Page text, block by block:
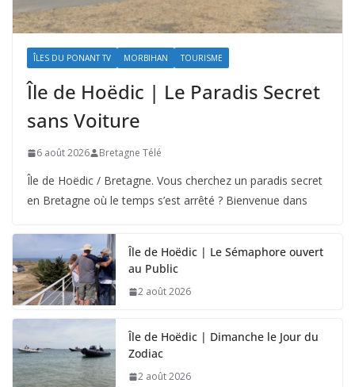
ÎLES DU PONANT TV MORBIHAN TOURISME
Île de Hoëdic | Le Paradis Secret
sans Voiture
6 août 2026 Bretagne Télé
Île de Hoëdic / Bretagne. Vous cherchez un paradis secret
en Bretagne où le temps s’est arrêté ? Bienvenue dans
Île de Hoëdic | Le Sémaphore ouvert
au Public
2 août 2026
Île de Hoëdic | Dimanche le Jour du
Zodiac
2 août 2026